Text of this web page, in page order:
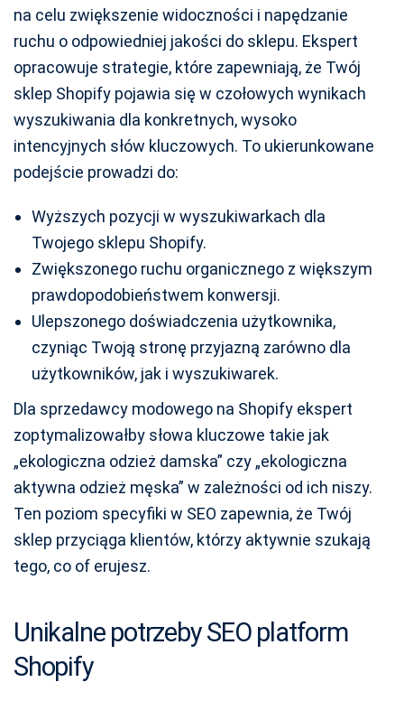
na celu zwiększenie widoczności i napędzanie
ruchu o odpowiedniej jakości do sklepu. Ekspert
opracowuje strategie, które zapewniają, że Twój
sklep Shopify pojawia się w czołowych wynikach
wyszukiwania dla konkretnych, wysoko
intencyjnych słów kluczowych. To ukierunkowane
podejście prowadzi do:
Wyższych pozycji w wyszukiwarkach dla
Twojego sklepu Shopify.
Zwiększonego ruchu organicznego z większym
prawdopodobieństwem konwersji.
Ulepszonego doświadczenia użytkownika,
czyniąc Twoją stronę przyjazną zarówno dla
użytkowników, jak i wyszukiwarek.
Dla sprzedawcy modowego na Shopify ekspert
zoptymalizowałby słowa kluczowe takie jak
„ekologiczna odzież damska” czy „ekologiczna
aktywna odzież męska” w zależności od ich niszy.
Ten poziom specyfiki w SEO zapewnia, że Twój
sklep przyciąga klientów, którzy aktywnie szukają
tego, co of erujesz.
Unikalne potrzeby SEO platform
Shopify